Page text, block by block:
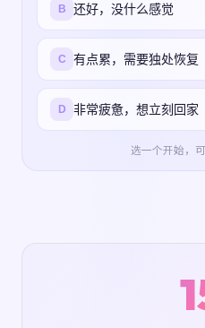
B 还好，没什么感觉
C 有点累，需要独处恢复
D 非常疲惫，想立刻回家
选一个开始，